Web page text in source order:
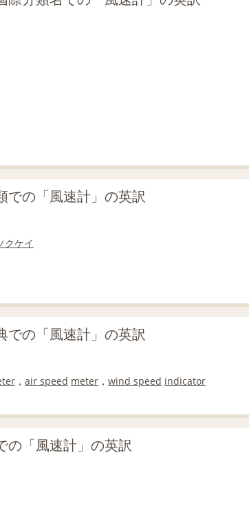
での「風速計」の英訳
クケイ
での「風速計」の英訳
， air speed meter ， wind speed indicator
の「風速計」の英訳